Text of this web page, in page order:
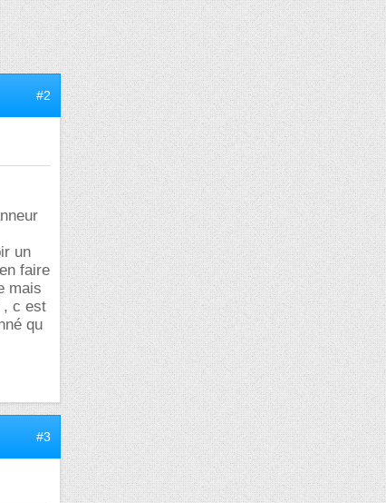
#2
un
faire
mais
, c est
qu
#3